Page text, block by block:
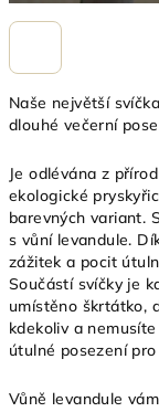
Naše největší
dlouhé večerní
Je odlévána z
ekologické
barevných variant.
s vůní levandule.
zážitek a pocit
Součástí svíčky je
umístěno škrtátko,
kdekoliv a
útulné posezení
Vůně levandule